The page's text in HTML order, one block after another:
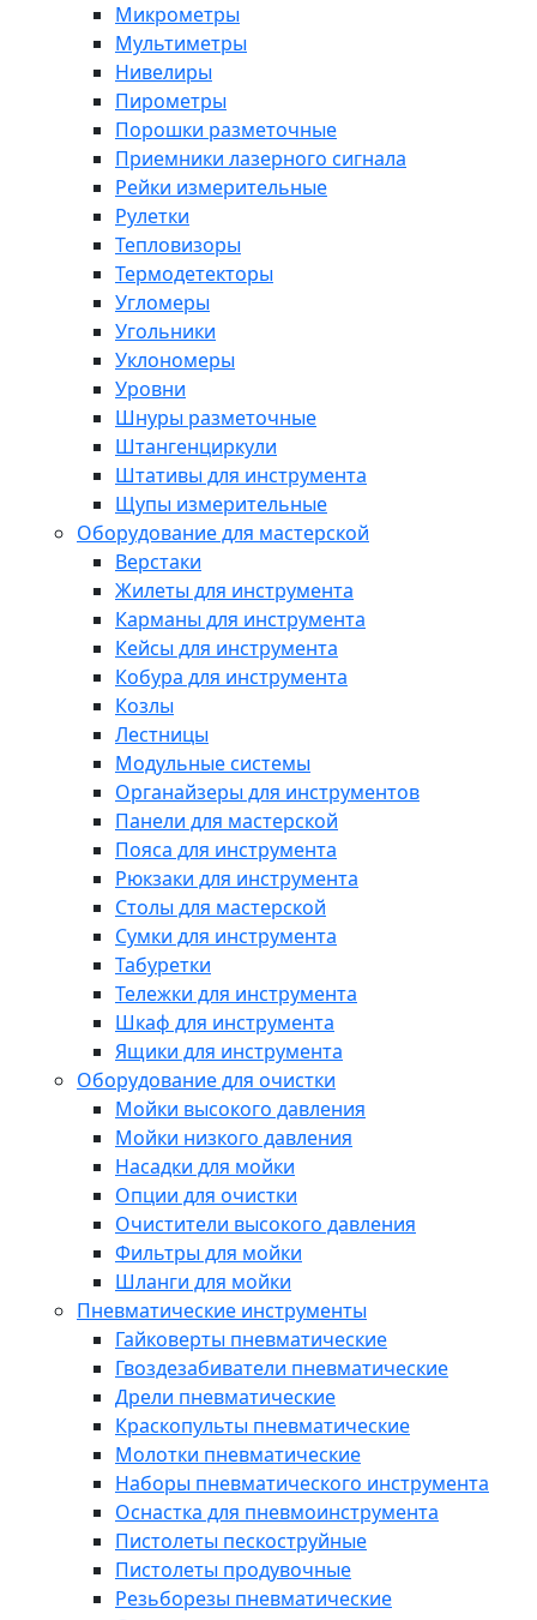
Микрометры
Мультиметры
Нивелиры
Пирометры
Порошки разметочные
Приемники лазерного сигнала
Рейки измерительные
Рулетки
Тепловизоры
Термодетекторы
Угломеры
Угольники
Уклономеры
Уровни
Шнуры разметочные
Штангенциркули
Штативы для инструмента
Щупы измерительные
Оборудование для мастерской
Верстаки
Жилеты для инструмента
Карманы для инструмента
Кейсы для инструмента
Кобура для инструмента
Козлы
Лестницы
Модульные системы
Органайзеры для инструментов
Панели для мастерской
Пояса для инструмента
Рюкзаки для инструмента
Столы для мастерской
Сумки для инструмента
Табуретки
Тележки для инструмента
Шкаф для инструмента
Ящики для инструмента
Оборудование для очистки
Мойки высокого давления
Мойки низкого давления
Насадки для мойки
Опции для очистки
Очистители высокого давления
Фильтры для мойки
Шланги для мойки
Пневматические инструменты
Гайковерты пневматические
Гвоздезабиватели пневматические
Дрели пневматические
Краскопульты пневматические
Молотки пневматические
Наборы пневматического инструмента
Оснастка для пневмоинструмента
Пистолеты пескоструйные
Пистолеты продувочные
Резьборезы пневматические